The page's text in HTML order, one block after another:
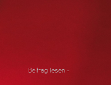
Beitrag lesen -